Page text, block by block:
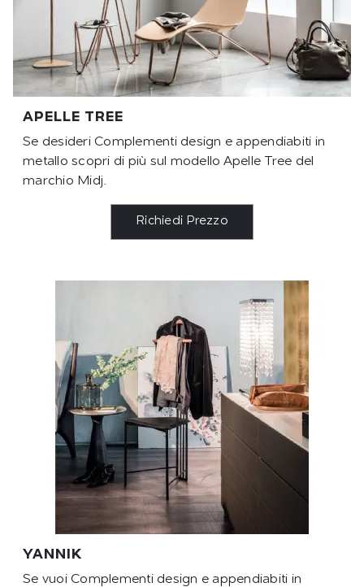
APELLE TREE
Se desideri Complementi design e appendiabiti in
metallo scopri di più sul modello Apelle Tree del
marchio Midj.
Richiedi Prezzo
YANNIK
Se vuoi Complementi design e appendiabiti in